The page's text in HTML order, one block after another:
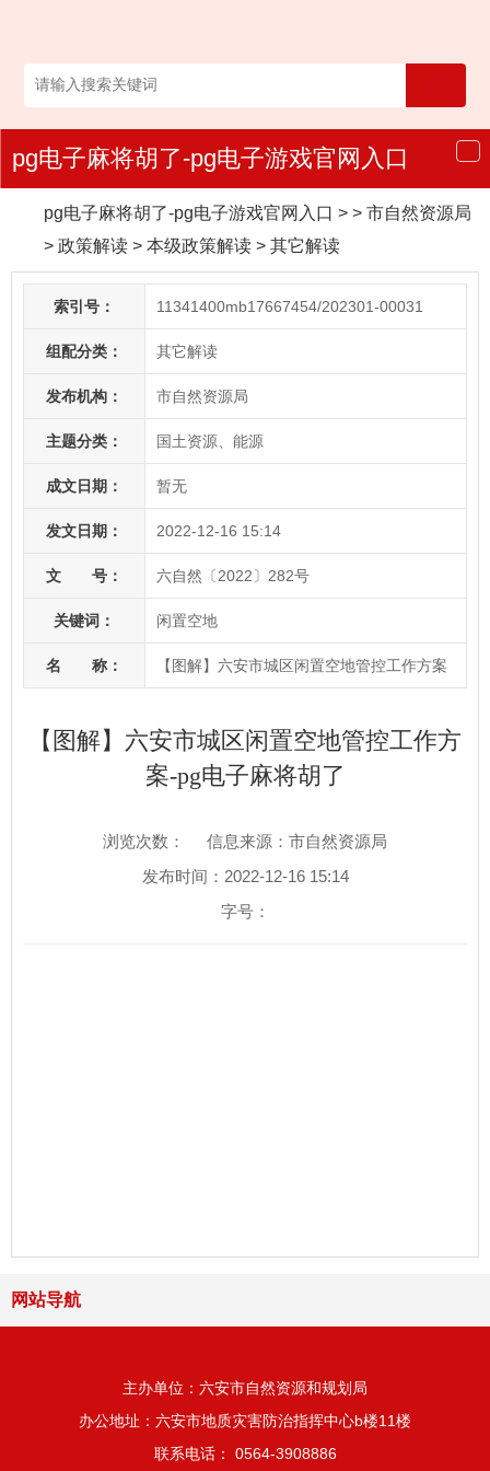
导
航
pg电子麻将胡了-pg电子游戏官网入口
pg电子麻将胡了-pg电子游戏官网入口 > > 市自然资源局
> 政策解读 > 本级政策解读 > 其它解读
索引号： 11341400mb17667454/202301-00031
组配分类： 其它解读
发布机构： 市自然资源局
主题分类： 国土资源、能源
成文日期： 暂无
发文日期： 2022-12-16 15:14
文 号： 六自然〔2022〕282号
关键词： 闲置空地
名 称： 【图解】六安市城区闲置空地管控工作方案
【图解】六安市城区闲置空地管控工作方
案-pg电子麻将胡了
浏览次数：
信息来源：市自然资源局
发布时间：2022-12-16 15:14
字号：
网站导航
主办单位：六安市自然资源和规划局
办公地址：六安市地质灾害防治指挥中心b楼11楼
联系电话： 0564-3908886